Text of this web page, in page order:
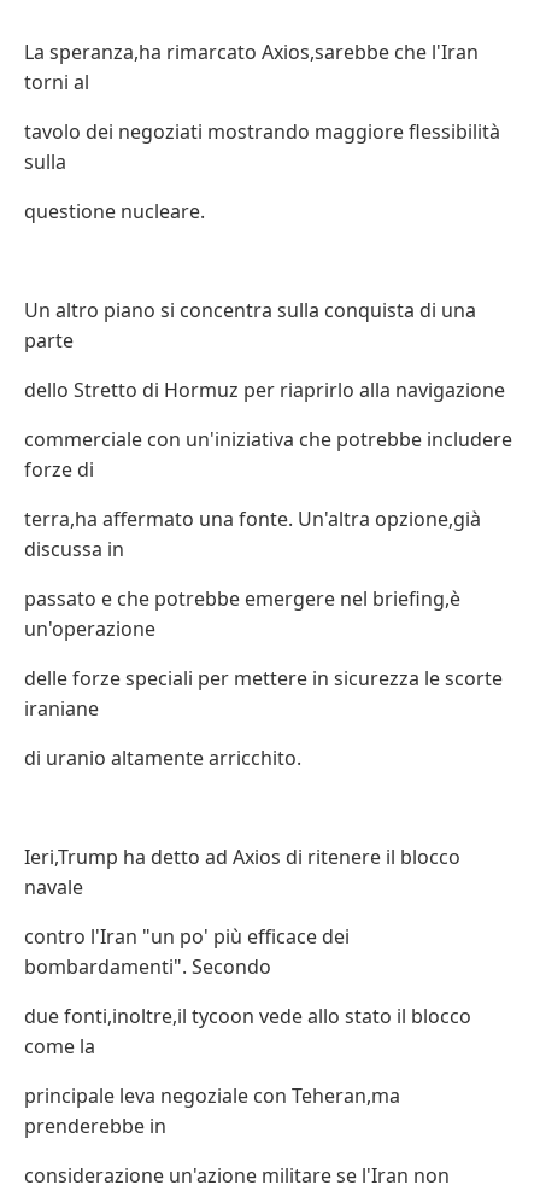
La speranza,ha rimarcato Axios,sarebbe che l'Iran
torni al
tavolo dei negoziati mostrando maggiore flessibilità
sulla
questione nucleare.
Un altro piano si concentra sulla conquista di una
parte
dello Stretto di Hormuz per riaprirlo alla navigazione
commerciale con un'iniziativa che potrebbe includere
forze di
terra,ha affermato una fonte. Un'altra opzione,già
discussa in
passato e che potrebbe emergere nel briefing,è
un'operazione
delle forze speciali per mettere in sicurezza le scorte
iraniane
di uranio altamente arricchito.
Ieri,Trump ha detto ad Axios di ritenere il blocco
navale
contro l'Iran "un po' più efficace dei
bombardamenti". Secondo
due fonti,inoltre,il tycoon vede allo stato il blocco
come la
principale leva negoziale con Teheran,ma
prenderebbe in
considerazione un'azione militare se l'Iran non